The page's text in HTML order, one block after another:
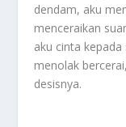
dendam, aku
menceraikan
aku cinta
menolak
desisnya.